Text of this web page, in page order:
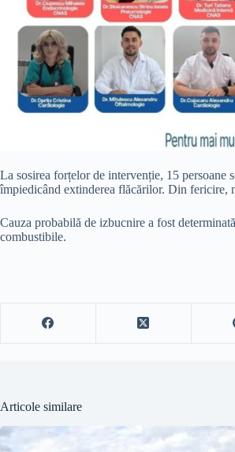
La sosirea forțelor de intervenție, 15
împiedicând extinderea flăcărilor. Din fericire,
Cauza probabilă de izbucnire a fost
combustibile.
Articole similare